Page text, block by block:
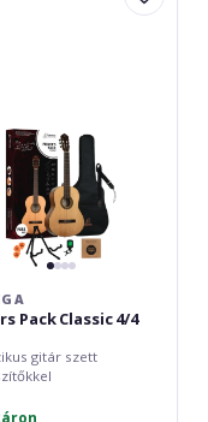
Pack Classic 4/4
gitár szett